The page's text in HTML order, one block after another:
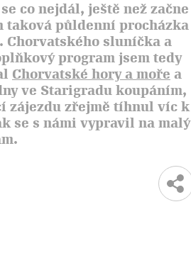
co nejdál, ještě než začne
taková půldenní procházka
Chorvatského sluníčka a
program jsem tedy
Chorvatské hory a moře a
ve Starigradu koupáním,
zájezdu zřejmě tíhnul víc k
se s námi vypravil na malý